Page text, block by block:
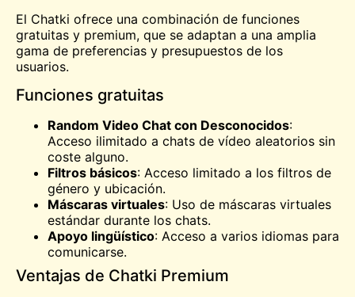
El Chatki ofrece una combinación de funciones
gratuitas y premium, que se adaptan a una amplia
gama de preferencias y presupuestos de los
usuarios.
Funciones gratuitas
Random Video Chat con Desconocidos:
Acceso ilimitado a chats de vídeo aleatorios sin
coste alguno.
Filtros básicos: Acceso limitado a los filtros de
género y ubicación.
Máscaras virtuales: Uso de máscaras virtuales
estándar durante los chats.
Apoyo lingüístico: Acceso a varios idiomas para
comunicarse.
Ventajas de Chatki Premium